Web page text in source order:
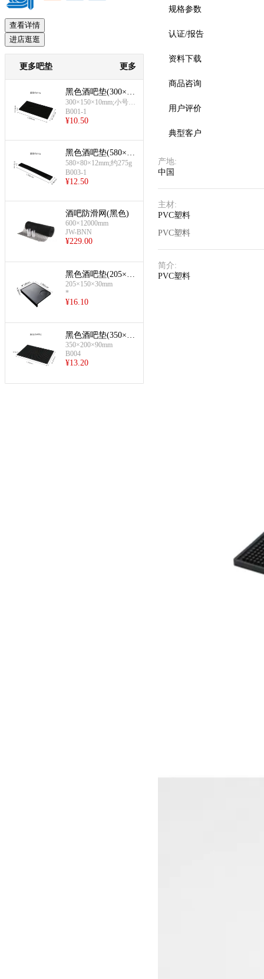
查看详情
进店逛逛
更多吧垫 更多
黑色酒吧垫(300×15
0mm)
300×150×10mm;小号;
约257g
B001-1
¥10.50
黑色酒吧垫(580×80
mm)
580×80×12mm;约275g
B003-1
¥12.50
酒吧防滑网(黑色)
600×12000mm
JW-BNN
¥229.00
黑色酒吧垫(205×15
0mm)
205×150×30mm
*
¥16.10
黑色酒吧垫(350×20
0mm)
350×200×90mm
B004
¥13.20
规格参数
认证/报告
资料下载
商品咨询
用户评价
典型客户
产地:
中国
主材:
PVC塑料
PVC塑料
简介:
PVC塑料